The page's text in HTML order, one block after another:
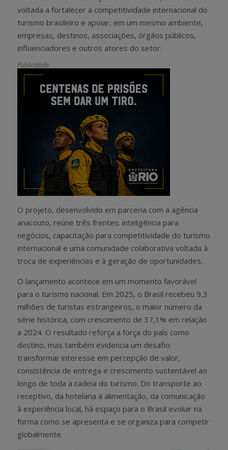
voltada a fortalecer a competitividade internacional do
turismo brasileiro e apoiar, em um mesmo ambiente,
empresas, destinos, associações, órgãos públicos,
influenciadores e outros atores do setor.
Publicidade
O projeto, desenvolvido em parceria com a agência
anacouto, reúne três frentes: inteligência para
negócios, capacitação para competitividade do turismo
internacional e uma comunidade colaborativa voltada à
troca de experiências e à geração de oportunidades.
O lançamento acontece em um momento favorável
para o turismo nacional. Em 2025, o Brasil recebeu 9,3
milhões de turistas estrangeiros, o maior número da
série histórica, com crescimento de 37,1% em relação
a 2024. O resultado reforça a força do país como
destino, mas também evidencia um desafio:
transformar interesse em percepção de valor,
consistência de entrega e crescimento sustentável ao
longo de toda a cadeia do turismo. Do transporte ao
receptivo, da hotelaria à alimentação, da comunicação
à experiência local, há espaço para o Brasil evoluir na
forma como se apresenta e se organiza para competir
globalmente.